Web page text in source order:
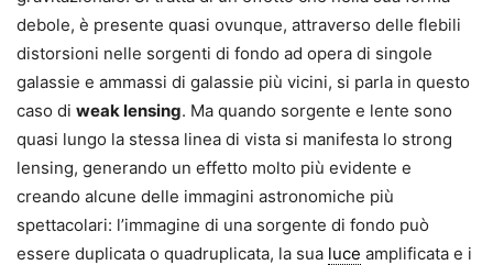
debole, è presente quasi ovunque, attraverso delle flebili
distorsioni nelle sorgenti di fondo ad opera di singole
galassie e ammassi di galassie più vicini, si parla in questo
caso di weak lensing. Ma quando sorgente e lente sono
quasi lungo la stessa linea di vista si manifesta lo strong
lensing, ge­nerando un effetto molto più evi­dente e
creando alcune delle imma­gini astronomiche più
spettacolari: l’immagine di una sorgente di fondo può
essere duplicata o quadruplica­ta, la sua luce amplificata e i